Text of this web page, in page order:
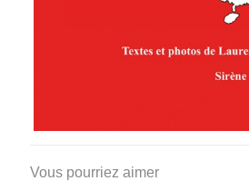
Vous pourriez aimer